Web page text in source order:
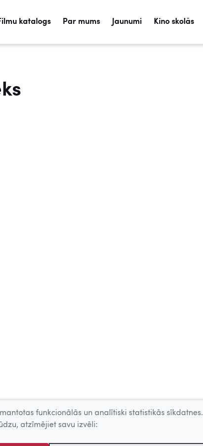
katalogs Par mums Jaunumi Kino skolās
funkcionālās un analītiski statistikās sīkdatnes.
atzīmējiet savu izvēli: